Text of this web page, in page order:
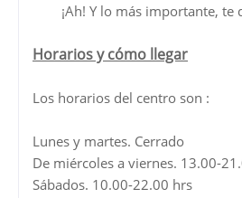
¡Ah! Y lo más importante, te
Horarios y cómo llegar
Los horarios del centro son :
Lunes y martes. Cerrado
De miércoles a viernes. 13.00-
Sábados. 10.00-22.00 hrs